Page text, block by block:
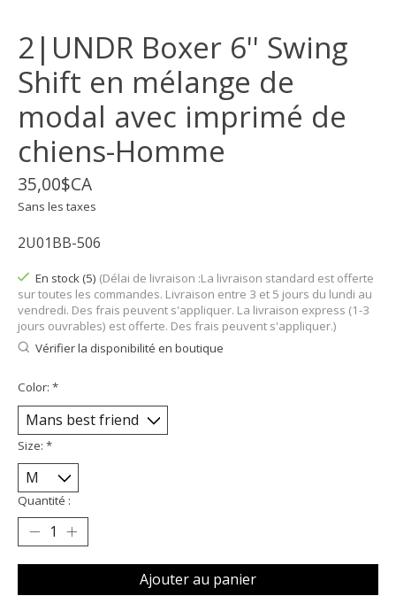
2|UNDR Boxer 6'' Swing
Shift en mélange de
modal avec imprimé de
chiens-Homme
35,00$CA
Sans les taxes
2U01BB-506
En stock (5) (Délai de livraison :La livraison standard est offerte
sur toutes les commandes. Livraison entre 3 et 5 jours du lundi au
vendredi. Des frais peuvent s'appliquer. La livraison express (1-3
jours ouvrables) est offerte. Des frais peuvent s'appliquer.)
Vérifier la disponibilité en boutique
Color: *
Size: *
Quantité :
Ajouter au panier